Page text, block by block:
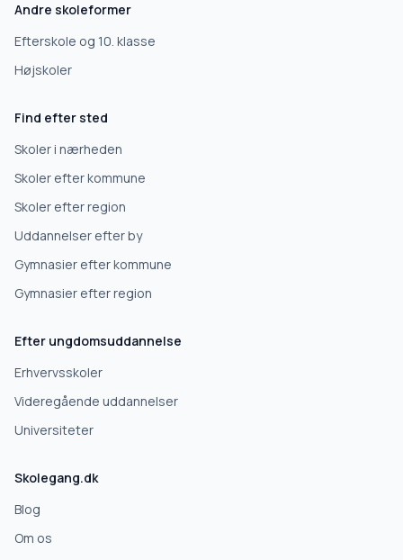
Andre skoleformer
Efterskole og 10. klasse
Højskoler
Find efter sted
Skoler i nærheden
Skoler efter kommune
Skoler efter region
Uddannelser efter by
Gymnasier efter kommune
Gymnasier efter region
Efter ungdomsuddannelse
Erhvervsskoler
Videregående uddannelser
Universiteter
Skolegang.dk
Blog
Om os